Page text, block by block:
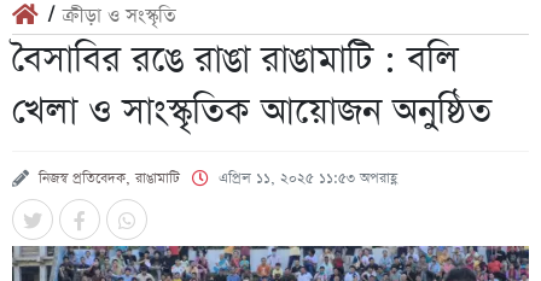
/ক্রীড়া ও সংস্কৃতি
বৈসাবির রঙে রাঙা রাঙামাটি : বলি
খেলা ও সাংস্কৃতিক আয়োজন অনুষ্ঠিত
নিজস্ব প্রতিবেদক, রাঙামাটি এপ্রিল ১১, ২০২৫ ১১:৫৩ অপরাহ্ণ